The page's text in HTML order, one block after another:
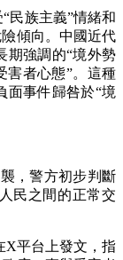
民族主義”情緒和
傾向。中國近代
期強調的“境外勢
害者心態”。這種
面事件歸咎於“境
，警方初步判斷
民之間的正常交
X平台上發文，指